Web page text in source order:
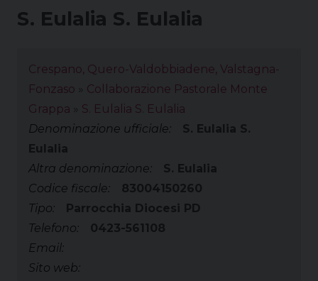
S. Eulalia S. Eulalia
Crespano, Quero-Valdobbiadene, Valstagna-
Fonzaso
Collaborazione Pastorale Monte
Grappa
S. Eulalia S. Eulalia
Denominazione ufficiale:
S. Eulalia S.
Eulalia
Altra denominazione:
S. Eulalia
Codice fiscale:
83004150260
Tipo:
Parrocchia Diocesi PD
Telefono:
0423-561108
Email:
Sito web: